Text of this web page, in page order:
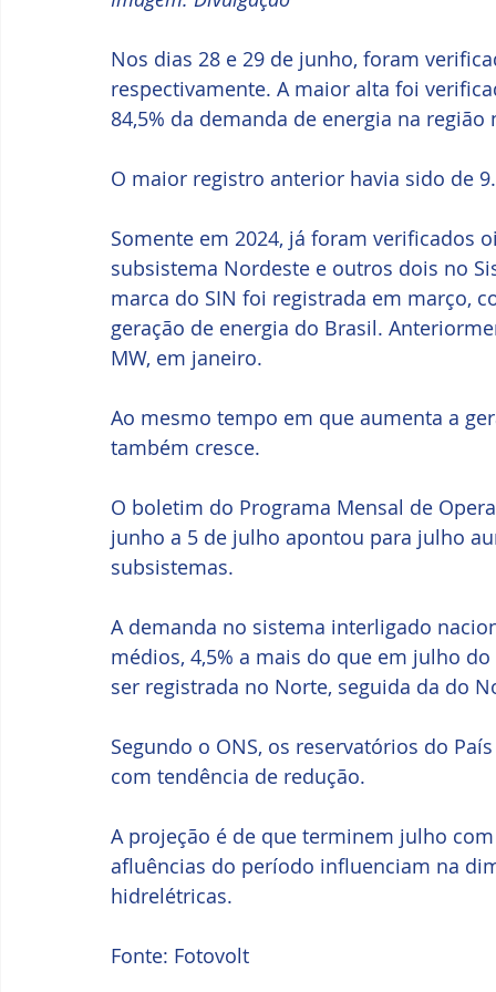
Nos dias 28 e 29 de junho, foram
respectivamente. A maior alta foi
84,5% da demanda de energia na
O maior registro anterior havia sido de
Somente em 2024, já foram verificados
subsistema Nordeste e outros dois no
marca do SIN foi registrada em março,
geração de energia do Brasil.
MW, em janeiro.
Ao mesmo tempo em que aumenta a
também cresce.
O boletim do Programa Mensal de
junho a 5 de julho apontou para julho
subsistemas.
A demanda no sistema interligado
médios, 4,5% a mais do que em julho
ser registrada no Norte, seguida da do
Segundo o ONS, os reservatórios do
com tendência de redução.
A projeção é de que terminem julho
afluências do período influenciam na
hidrelétricas.
Fonte: Fotovolt